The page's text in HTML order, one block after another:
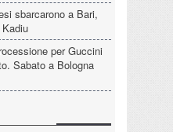
sbarcarono a Bari,
per Guccini
Sabato a Bologna